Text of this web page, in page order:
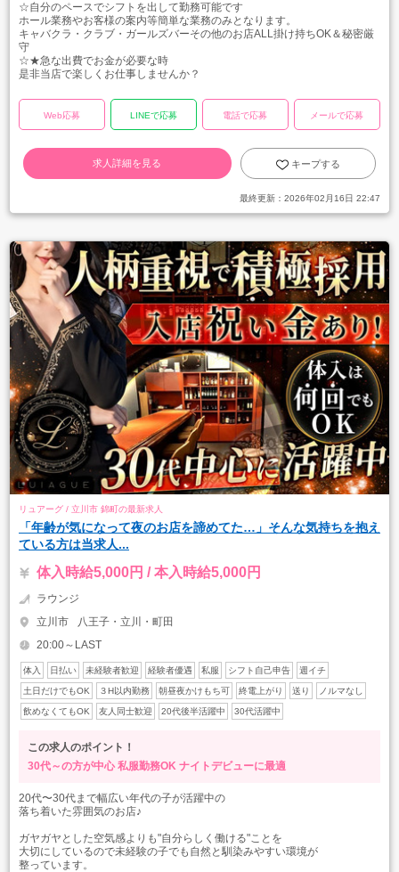
☆自分のペースでシフトを出して勤務可能です
ホール業務やお客様の案内等簡単な業務のみとなります。
キャバクラ・クラブ・ガールズバーその他のお店ALL掛け持ちOK＆秘密厳
守
☆★急な出費でお金が必要な時
是非当店で楽しくお仕事しませんか？
Web応募 LINEで応募 電話で応募 メールで応募
求人詳細を見る キープする
最終更新： 2026年02月16日 22:47
リュアーグ / 立川市 錦町の最新求人
「年齢が気になって夜のお店を諦めてた…」そんな気持ちを抱え
ている方は当求人...
体入時給5,000円 / 本入時給5,000円
ラウンジ
立川市
八王子・立川・町田
20:00～LAST
体入 日払い 未経験者歓迎 経験者優遇 私服 シフト自己申告 週イチ
土日だけでもOK ３H以内勤務 朝昼夜かけもち可 終電上がり 送り ノルマなし
飲めなくてもOK 友人同士歓迎 20代後半活躍中 30代活躍中
この求人のポイント！
30代～の方が中心 私服勤務OK ナイトデビューに最適
20代〜30代まで幅広い年代の子が活躍中の
落ち着いた雰囲気のお店♪
ガヤガヤとした空気感よりも"自分らしく働ける"ことを
大切にしているので未経験の子でも自然と馴染みやすい環境が
整っています。